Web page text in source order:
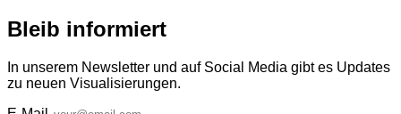
Bleib informiert
In unserem Newsletter und auf Social Media gibt es Updates
zu neuen Visualisierungen.